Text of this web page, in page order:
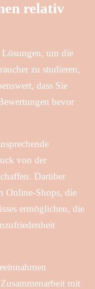
relativ
um die
zu studieren,
dass Sie
bevor
von der
Darüber
Online-Shops, die
ermöglichen, die
mit